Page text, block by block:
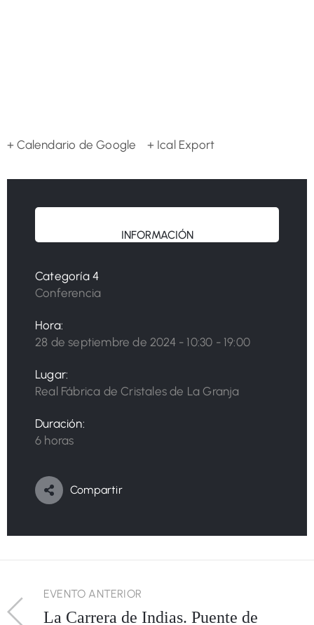
+ Calendario de Google + Ical Export
INFORMACIÓN
Categoría 4
Conferencia
Hora:
28 de septiembre de 2024 - 10:30 - 19:00
Lugar:
Real Fábrica de Cristales de La Granja
Duración:
6 horas
Compartir
EVENTO ANTERIOR
La Carrera de Indias. Puente de